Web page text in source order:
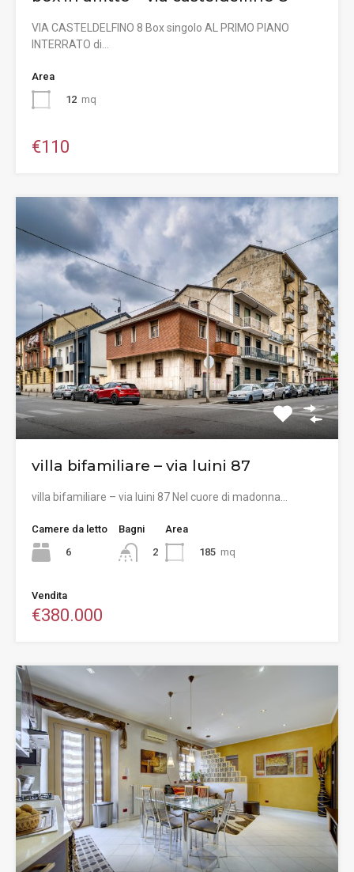
VIA CASTELDELFINO 8 Box singolo AL PRIMO PIANO
INTERRATO di…
Area
12 mq
€110
villa bifamiliare – via luini 87
villa bifamiliare – via luini 87 Nel cuore di madonna…
Camere da letto
6
Bagni
2
Area
185 mq
Vendita
€380.000